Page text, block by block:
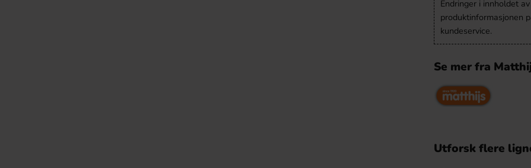
Endringer i innholdet
produktinformasjonen
kundeservice.
Se mer fra
Utforsk flere